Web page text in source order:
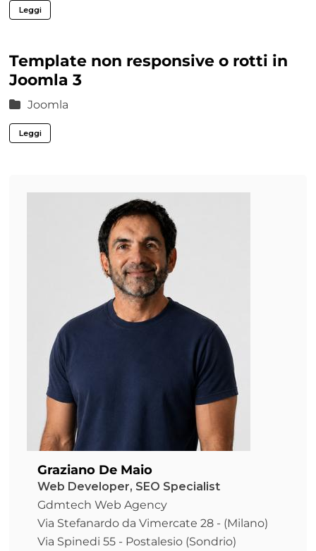
Leggi
Template non responsive o rotti in
Joomla 3
Joomla
Leggi
Graziano De Maio
Web Developer, SEO Specialist
Gdmtech Web Agency
Via Stefanardo da Vimercate 28 - (Milano)
Via Spinedi 55 - Postalesio (Sondrio)